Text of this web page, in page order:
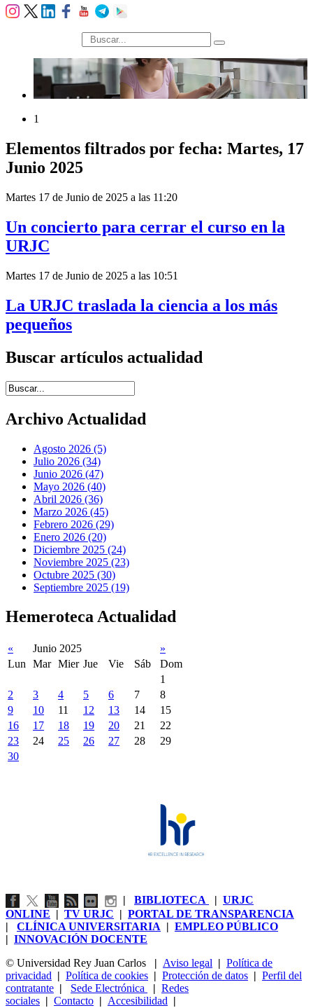
búsqueda
1
Elementos filtrados por fecha: Martes, 17
Junio 2025
Martes 17 de Junio de 2025 a las 11:20
Un concierto para cerrar el curso en la
URJC
Martes 17 de Junio de 2025 a las 10:51
La URJC traslada la ciencia a los más
pequeños
Buscar artículos actualidad
Introduce términos de búsqueda
Archivo Actualidad
Agosto 2026 (5)
Julio 2026 (34)
Junio 2026 (47)
Mayo 2026 (40)
Abril 2026 (36)
Marzo 2026 (45)
Febrero 2026 (29)
Enero 2026 (20)
Diciembre 2025 (24)
Noviembre 2025 (23)
Octubre 2025 (30)
Septiembre 2025 (19)
Hemeroteca Actualidad
« Junio 2025
»
Lun
Mar Mier Jue Vie Sáb
Dom
1
2
3 4 5 6 7
8
9
10 11 12 13 14
15
16
17 18 19 20 21
22
23
24 25 26 27 28
29
30
| BIBLIOTECA | URJC
ONLINE | TV URJC | PORTAL DE TRANSPARENCIA
| CLÍNICA UNIVERSITARIA | EMPLEO PÚBLICO
| INNOVACIÓN DOCENTE
© Universidad Rey Juan Carlos
| Aviso legal | Política de
privacidad | Política de cookies | Protección de datos | Perfil del
contratante | Sede Electrónica | Redes
sociales | Contacto | Accesibilidad |